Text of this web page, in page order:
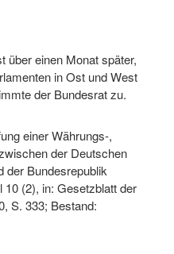
über einen Monat später,
in Ost und West
der Bundesrat zu.
einer Währungs-,
der Deutschen
der Bundesrepublik
10 (2), in: Gesetzblatt der
S. 333; Bestand: